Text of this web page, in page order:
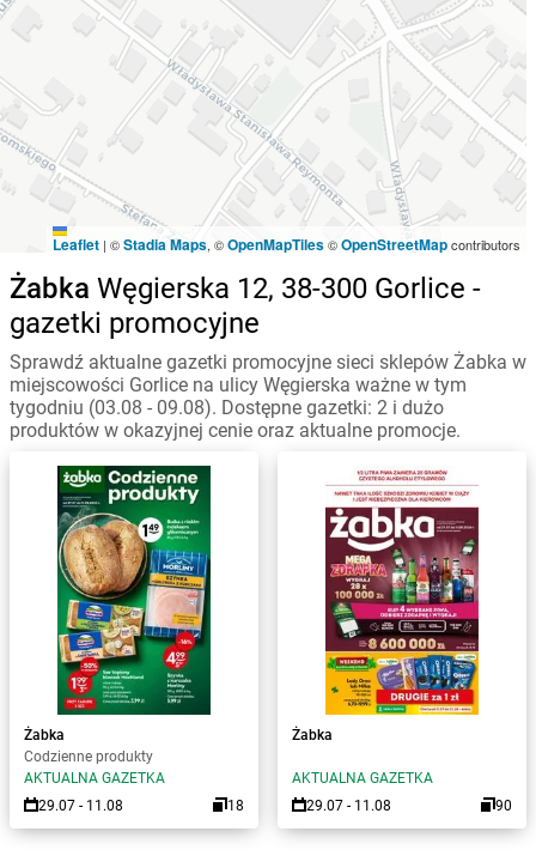
Leaflet | ©Stadia Maps, ©OpenMapTiles©OpenStreetMapcontributors
Żabka Węgierska 12, 38-300 Gorlice -
gazetki promocyjne
Sprawdź aktualne gazetki promocyjne sieci sklepów Żabka w
miejscowości Gorlice na ulicy Węgierska ważne w tym
tygodniu (03.08 - 09.08). Dostępne gazetki: 2 i dużo
produktów w okazyjnej cenie oraz aktualne promocje.
Żabka
Codzienne produkty
AKTUALNA GAZETKA
29.07 - 11.08
18
Żabka
AKTUALNA GAZETKA
29.07 - 11.08
90